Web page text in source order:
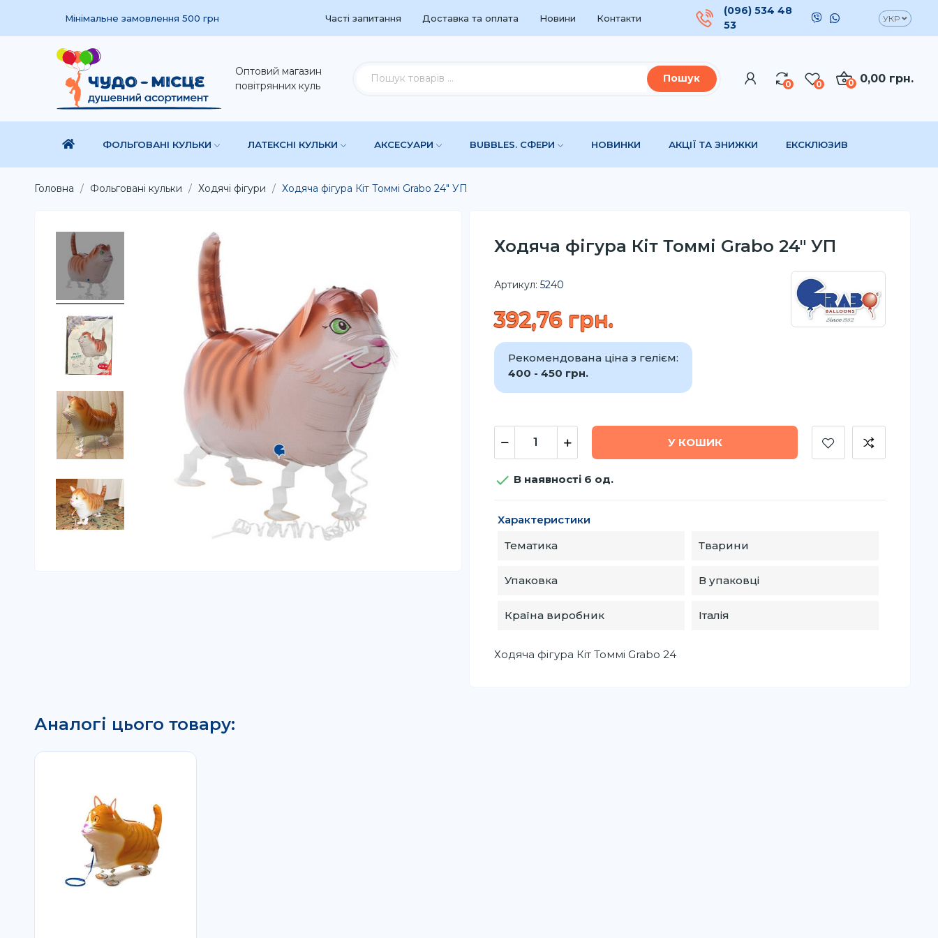
Мінімальне замовлення 500 грн Часті запитання Доставка та оплата Новини Контакти
(096) 534 48
53
УКР
Оптовий магазин
повітрянних куль
Пошук 0 0 0,00 грн.
0
ФОЛЬГОВАНІ КУЛЬКИ ЛАТЕКСНІ КУЛЬКИ АКСЕСУАРИ BUBBLES. СФЕРИ НОВИНКИ АКЦІЇ ТА ЗНИЖКИ ЕКСКЛЮЗИВ
Головна Фольговані кульки Ходячі фігури Ходяча фігура Кіт Томмі Grabo 24" УП
Ходяча фігура Кіт Томмі Grabo 24" УП
Артикул: 5240
392,76 грн.
Рекомендована ціна з гелієм:
400 - 450 грн.
У КОШИК
 В наявності 6 од.
Характеристики
Тематика
Тварини
Упаковка В упаковці
Країна виробник Італія
Ходяча фігура Кіт Томмі Grabo 24
Аналогі цього товару: